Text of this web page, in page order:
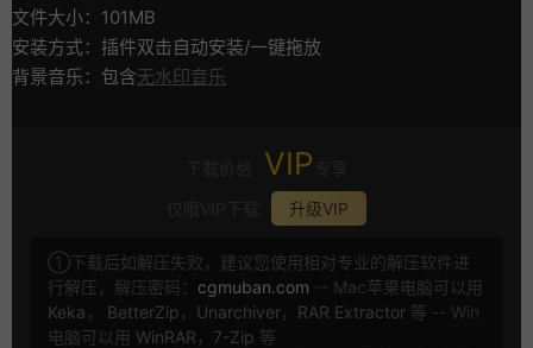
文件大小：101MB
安装方式：插件双击自动安装/一键拖放
背景音乐：包含无水印音乐
VIP
升级VIP
①下载后如解压失败，建议您使用相对专业的解压软件进
行解压，解压密码： cgmuban.com -- Mac苹果电脑可以用
Keka ， BetterZip ， Unarchiver， RAR Extractor 等 -- Win
电脑可以用 WinRAR ， 7-Zip 等